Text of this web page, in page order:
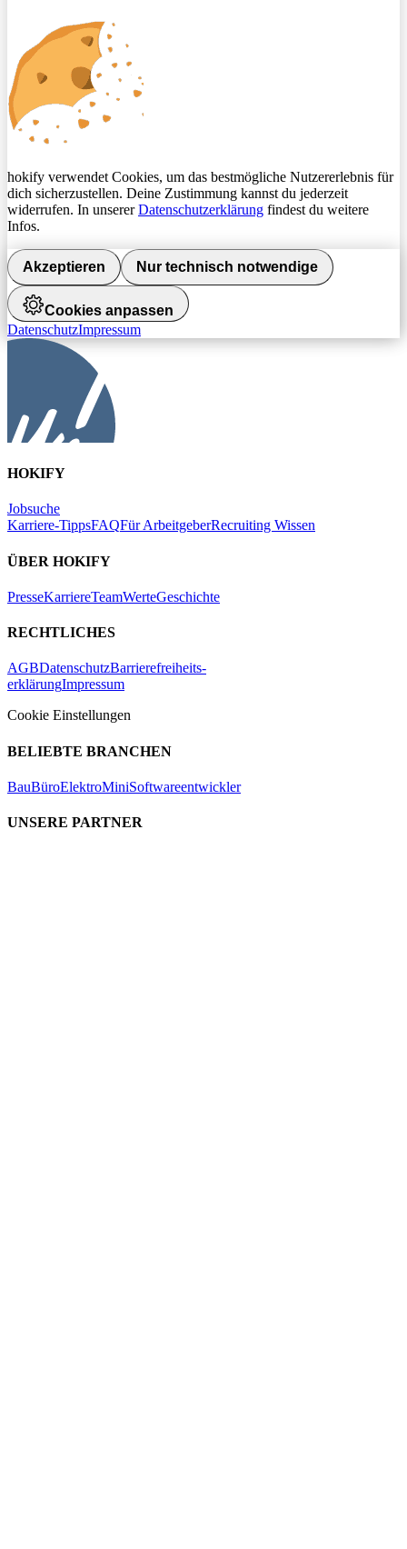
hokify verwendet Cookies, um das bestmögliche Nutzererlebnis für
dich sicherzustellen. Deine Zustimmung kannst du jederzeit
widerrufen. In unsererDatenschutzerklärung findest du weitere
Infos.
Akzeptieren Nur technisch notwendige
Cookies anpassen
DatenschutzImpressum
HOKIFY
Jobsuche
Karriere-TippsFAQFür ArbeitgeberRecruiting Wissen
ÜBER HOKIFY
PresseKarriereTeamWerteGeschichte
RECHTLICHES
AGBDatenschutzBarrierefreiheits-
erklärungImpressum
Cookie Einstellungen
BELIEBTE BRANCHEN
BauBüroElektroMiniSoftwareentwickler
UNSERE PARTNER